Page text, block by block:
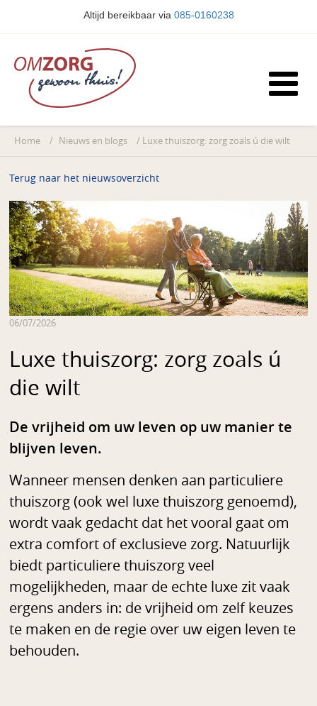
Altijd bereikbaar via 085-0160238
Home / Nieuws en blogs / Luxe thuiszorg: zorg zoals ú die wilt
Terug naar het nieuwsoverzicht
06/07/2026
Luxe thuiszorg: zorg zoals ú
die wilt
De vrijheid om uw leven op uw manier te
blijven leven.
Wanneer mensen denken aan particuliere
thuiszorg (ook wel luxe thuiszorg genoemd),
wordt vaak gedacht dat het vooral gaat om
extra comfort of exclusieve zorg. Natuurlijk
biedt particuliere thuiszorg veel
mogelijkheden, maar de echte luxe zit vaak
ergens anders in: de vrijheid om zelf keuzes
te maken en de regie over uw eigen leven te
behouden.